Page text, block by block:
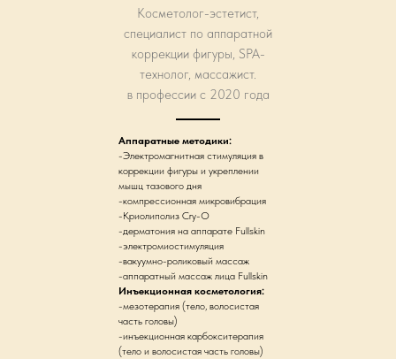
Косметолог-эстетист,
специалист по аппаратной
коррекции фигуры, SPA-
технолог, массажист.
в профессии с 2020 года
Аппаратные методики:
-Электромагнитная стимуляция в
коррекции фигуры и укреплении
мышц тазового дня
-компрессионная микровибрация
-Криолиполиз Cry-O
-дерматония на аппарате Fullskin
-электромиостимуляция
-вакуумно-роликовый массаж
-аппаратный массаж лица Fullskin
Инъекционная косметология:
-мезотерапия (тело, волосистая
часть головы)
-инъекционная карбокситерапия
(тело и волосистая часть головы)